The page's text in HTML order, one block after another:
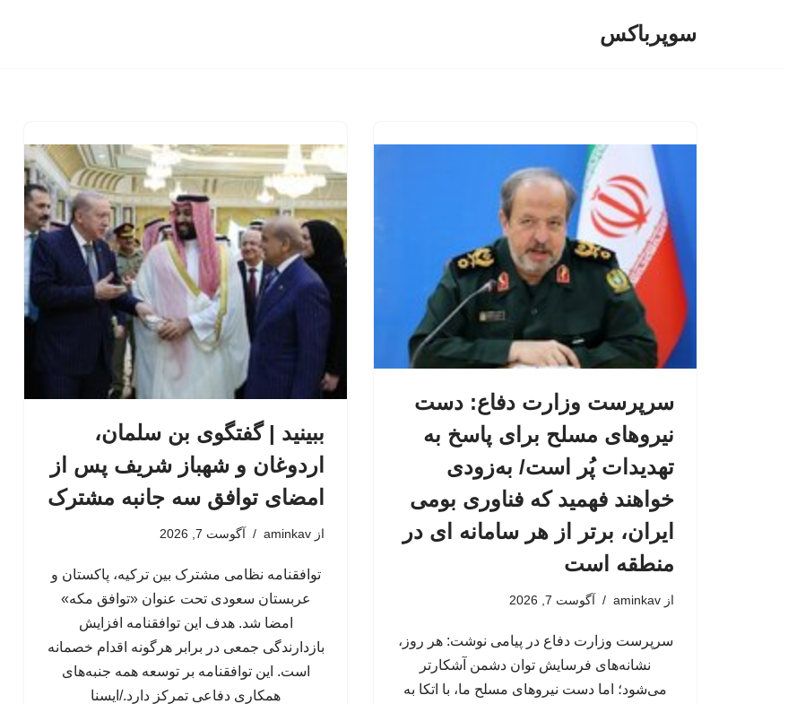
سوپرباکس
سرپرست وزارت دفاع: دست
نیروهای مسلح برای پاسخ به
تهدیدات پُر است/ به‌زودی
خواهند فهمید که فناوری بومی
ایران، برتر از هر سامانه ای در
منطقه است
از aminkav آگوست 7, 2026
سرپرست وزارت دفاع در پیامی نوشت: هر روز،
نشانه‌های فرسایش توان دشمن آشکارتر
می‌شود؛ اما دست نیروهای مسلح ما، با اتکا به
ببینید | گفتگوی بن سلمان،
اردوغان و شهباز شریف پس از
امضای توافق سه جانبه مشترک
از aminkav آگوست 7, 2026
توافقنامه نظامی مشترک بین ترکیه، پاکستان و
عربستان سعودی تحت عنوان «توافق مکه»
امضا شد. هدف این توافقنامه افزایش
بازدارندگی جمعی در برابر هرگونه اقدام خصمانه
است. این توافقنامه بر توسعه همه جنبه‌های
همکاری دفاعی تمرکز دارد./ایسنا